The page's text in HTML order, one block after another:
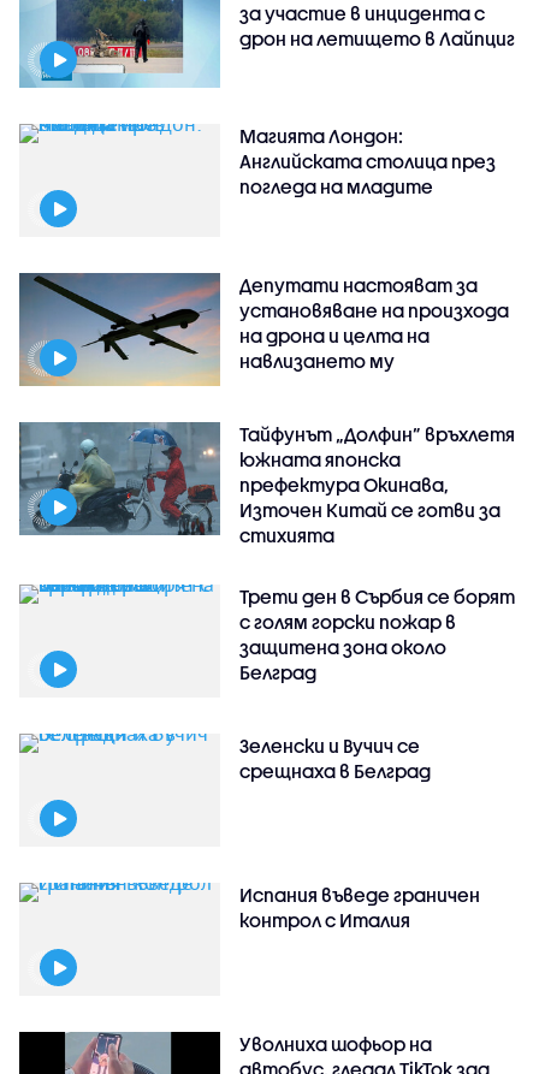
за участие в инцидента с
дрон на летището в Лайпциг
Магията Лондон:
Английската столица през
погледа на младите
Депутати настояват за
установяване на произхода
на дрона и целта на
навлизането му
Тайфунът „Долфин” връхлетя
южната японска
префектура Окинава,
Източен Китай се готви за
стихията
Трети ден в Сърбия се борят
с голям горски пожар в
защитена зона около
Белград
Зеленски и Вучич се
срещнаха в Белград
Испания въведе граничен
контрол с Италия
Уволниха шофьор на
автобус, гледал TikTok зад